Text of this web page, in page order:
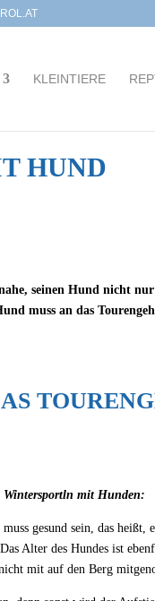
KLEINTIERE
HUND
seinen Hund nicht
muss an das
mit Hunden:
gesund sein, das
Alter des Hundes ist
mit auf den Berg